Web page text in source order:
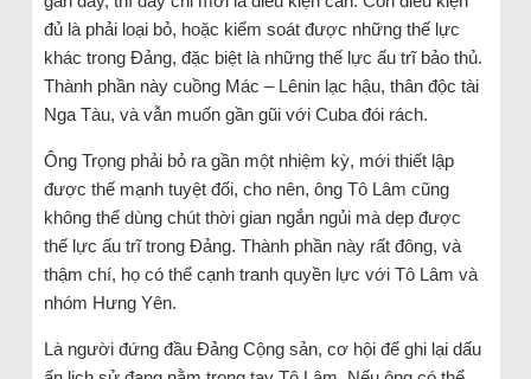
đủ là phải loại bỏ, hoặc kiểm soát được những thế lực
khác trong Đảng, đặc biệt là những thế lực ấu trĩ bảo thủ.
Thành phần này cuồng Mác – Lênin lạc hậu, thân độc tài
Nga Tàu, và vẫn muốn gần gũi với Cuba đói rách.
Ông Trọng phải bỏ ra gần một nhiệm kỳ, mới thiết lập
được thế mạnh tuyệt đối, cho nên, ông Tô Lâm cũng
không thể dùng chút thời gian ngắn ngủi mà dẹp được
thế lực ấu trĩ trong Đảng. Thành phần này rất đông, và
thậm chí, họ có thể cạnh tranh quyền lực với Tô Lâm và
nhóm Hưng Yên.
Là người đứng đầu Đảng Cộng sản, cơ hội để ghi lại dấu